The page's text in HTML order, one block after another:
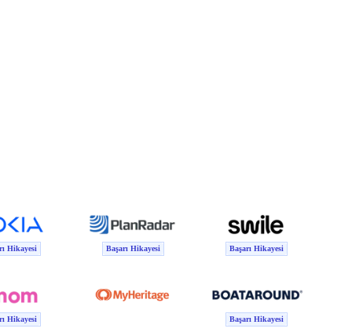
Hikayesi Başarı Hikayesi Başarı Hikayesi
Hikayesi Başarı Hikayesi